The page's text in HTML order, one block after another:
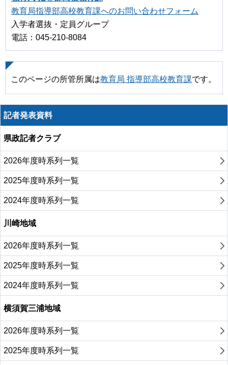
教育局指導部高校教育課へのお問い合わせフォーム
入学者選抜・定員グループ
電話：045-210-8084
このページの所管所属は教育局 指導部高校教育課です。
記者発表資料
県政記者クラブ
2026年度時系列一覧
2025年度時系列一覧
2024年度時系列一覧
川崎地域
2026年度時系列一覧
2025年度時系列一覧
2024年度時系列一覧
横須賀三浦地域
2026年度時系列一覧
2025年度時系列一覧